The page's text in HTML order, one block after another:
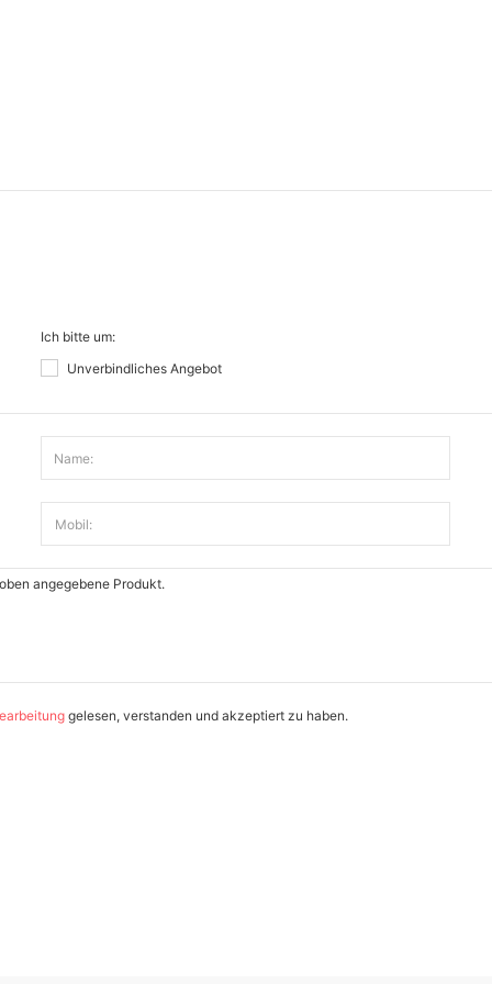
Ich bitte um:
Unverbindliches Angebot
Name:
Mobil:
gelesen, verstanden und akzeptiert zu haben.